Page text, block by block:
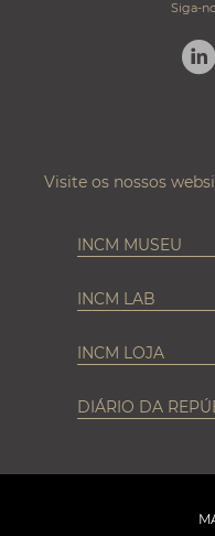
Siga-
Visite os nossos
INCM MUSEU
INCM LAB
INCM LOJA
DIÁRIO DA